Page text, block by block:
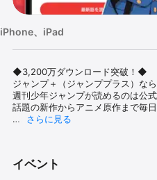
iPhone、iPad
◆3,200万ダウンロード突破！◆
ジャンプ＋（ジャンププラス）な
週刊少年ジャンプが読めるのは公
話題の新作からアニメ原作まで毎
・忘却バッテリー
さらに見る
イベント